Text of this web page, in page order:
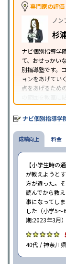
専門家の評価
ノン
杉
ナビ個別指導学
て、おせっかい
別指導塾です。
ョンをあげてい
点をあげるため
の範囲を教室に
オリジナルテキ
せたテキストを
ナビ個別指導学
成績向上
【小学生時の
が教えようと
方が違った。
読んでから教
事になってし
した（小学5
期:2023年3月）
40代 / 神奈川
料金